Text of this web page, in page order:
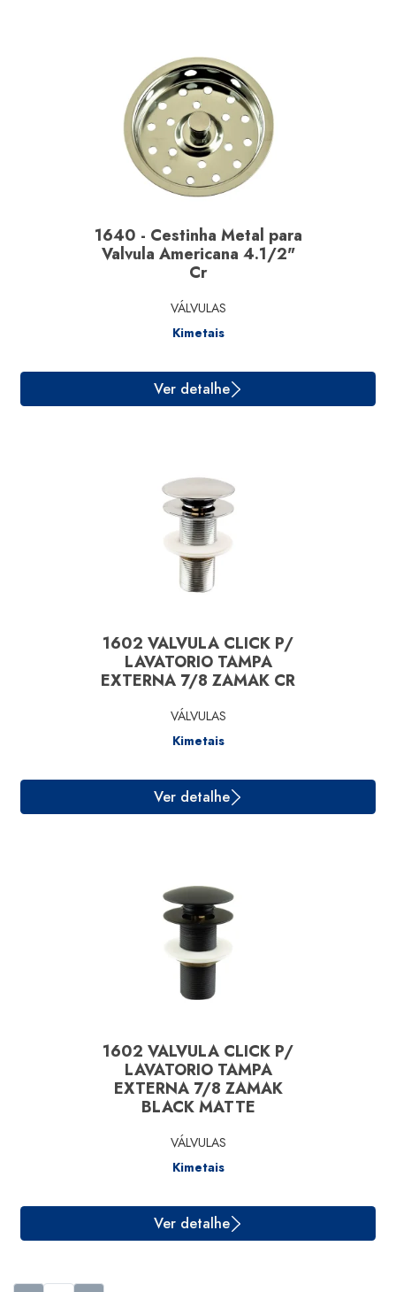
Ver detalhe
Ver detalhe
1640 - Cestinha Metal para
Valvula Americana 4.1/2"
Cr
VÁLVULAS
Kimetais
1602 VALVULA CLICK P/
LAVATORIO TAMPA
EXTERNA 7/8 ZAMAK CR
VÁLVULAS
Kimetais
1602 VALVULA CLICK P/
LAVATORIO TAMPA
EXTERNA 7/8 ZAMAK
BLACK MATTE
VÁLVULAS
Kimetais